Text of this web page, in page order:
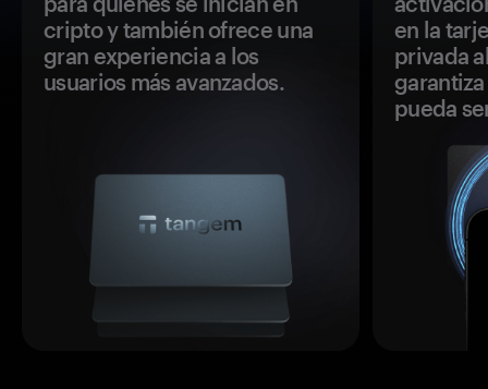
cripto y también ofrece una
gran experiencia a los
usuarios más avanzados.
en la
privada
pueda